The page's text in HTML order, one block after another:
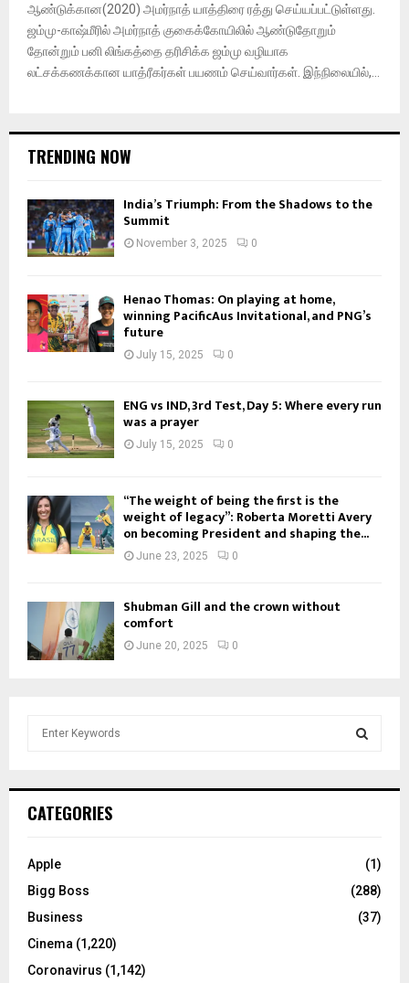
ஆண்டுக்கான(2020) அமர்நாத் யாத்திரை ரத்து செய்யப்பட்டுள்ளது.
ஜம்மு-காஷ்மீரில் அமர்நாத் குகைக்கோயிலில் ஆண்டுதோறும்
தோன்றும் பனி லிங்கத்தை தரிசிக்க ஜம்மு வழியாக
லட்சக்கணக்கான யாத்ரீகர்கள் பயணம் செய்வார்கள். இந்நிலையில்,...
TRENDING NOW
India’s Triumph: From the Shadows to the
Summit
November 3, 2025 0
Henao Thomas: On playing at home,
winning PacificAus Invitational, and PNG’s
future
July 15, 2025 0
ENG vs IND, 3rd Test, Day 5: Where every run
was a prayer
July 15, 2025 0
“The weight of being the first is the
weight of legacy”: Roberta Moretti Avery
on becoming President and shaping the...
June 23, 2025 0
Shubman Gill and the crown without
comfort
June 20, 2025 0
h
o
:
C
CATEGORIES
Apple
(1)
Bigg Boss
(288)
Business
(37)
Cinema (1,220)
Coronavirus (1,142)